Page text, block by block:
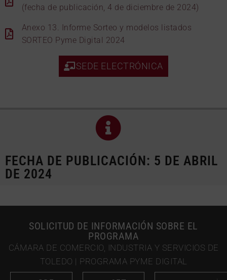
(fecha de publicación, 4 de diciembre de 2024)
Anexo 13. Informe Sorteo y modelos listados
SORTEO Pyme Digital 2024
SEDE ELECTRÓNICA
FECHA DE PUBLICACIÓN: 5 DE ABRIL
DE 2024
SOLICITUD DE INFORMACIÓN SOBRE EL
PROGRAMA
CÁMARA DE COMERCIO, INDUSTRIA Y SERVICIOS DE
TOLEDO | PROGRAMA PYME DIGITAL